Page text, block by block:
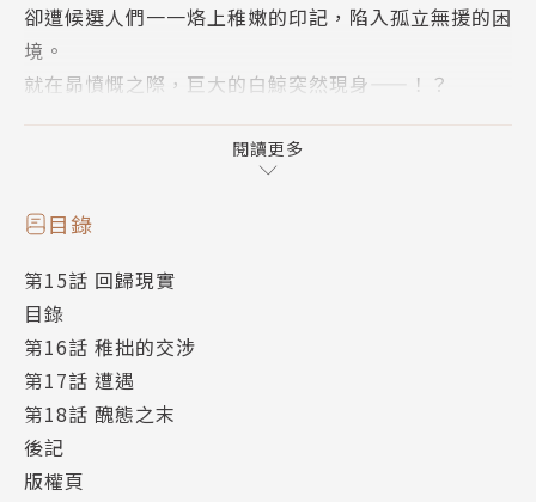
卻遭候選人們一一烙上稚嫩的印記，陷入孤立無援的困
境。
就在昴憤慨之際，巨大的白鯨突然現身——！？
「 Truth of Zero」，開始轉動。
The tale of "Truth of Zero"
ns by Death"
I die again and again to save her.
作者簡介
長月 達平
以〈Re:從零開始的異世界生活 〉出道。此作也迅速成
閱讀更多
目錄
第15話 回歸現實
目錄
第16話 稚拙的交涉
第17話 遭遇
第18話 醜態之末
後記
版權頁